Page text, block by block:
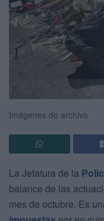
Imágenes de archivo
La Jefatura de la
balance de las
mes de octubre. Es